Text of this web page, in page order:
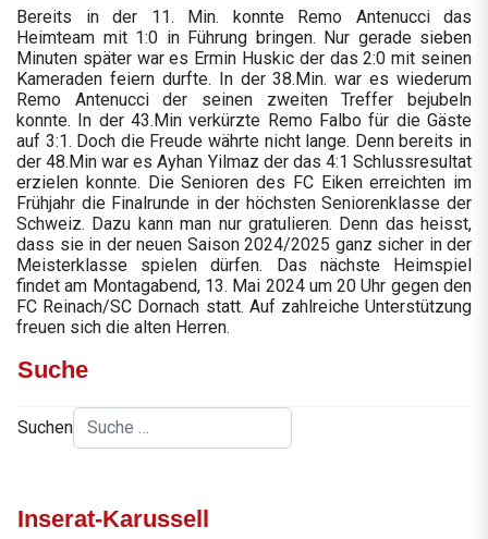
Bereits in der 11. Min. konnte Remo Antenucci das
Heimteam mit 1:0 in Führung bringen. Nur gerade sieben
Minuten später war es Ermin Huskic der das 2:0 mit seinen
Kameraden feiern durfte. In der 38.Min. war es wiederum
Remo Antenucci der seinen zweiten Treffer bejubeln
konnte. In der 43.Min verkürzte Remo Falbo für die Gäste
auf 3:1. Doch die Freude währte nicht lange. Denn bereits in
der 48.Min war es Ayhan Yilmaz der das 4:1 Schlussresultat
erzielen konnte. Die Senioren des FC Eiken erreichten im
Frühjahr die Finalrunde in der höchsten Seniorenklasse der
Schweiz. Dazu kann man nur gratulieren. Denn das heisst,
dass sie in der neuen Saison 2024/2025 ganz sicher in der
Meisterklasse spielen dürfen. Das nächste Heimspiel
findet am Montagabend, 13. Mai 2024 um 20 Uhr gegen den
FC Reinach/SC Dornach statt. Auf zahlreiche Unterstützung
freuen sich die alten Herren.
Suche
Suchen
Inserat-Karussell